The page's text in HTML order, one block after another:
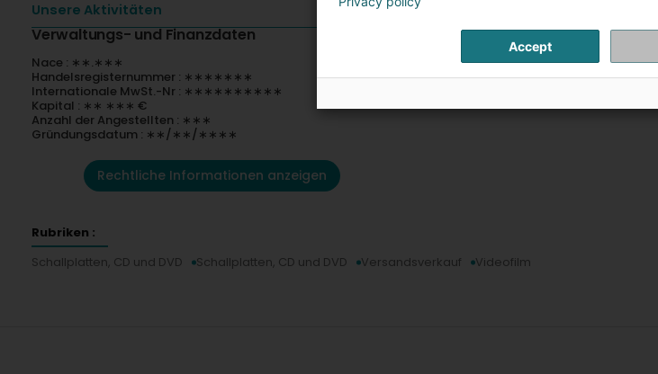
Unsere Aktivitäten
Verwaltungs- und Finanzdaten
Nace : ∗∗.∗∗∗
Handelsregisternummer : ∗∗∗∗∗∗∗
Internationale MwSt.-Nr : ∗∗∗∗∗∗∗∗∗∗
Kapital : ∗∗ ∗∗∗ €
Anzahl der Angestellten : ∗∗∗
Gründungsdatum : ∗∗/∗∗/∗∗∗∗
Rechtliche Informationen anzeigen
Rubriken :
Schallplatten, CD und DVD
Schallplatten, CD und DVD Versandsverkauf Videofilm
Accept